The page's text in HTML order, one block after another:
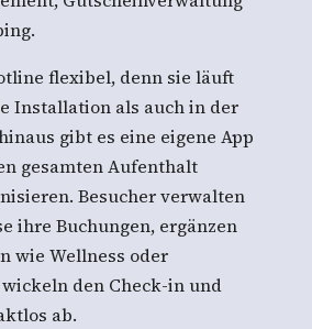
flexibel, denn sie läuft
Installation als auch in der
gibt es eine eigene App
gesamten Aufenthalt
Besucher verwalten
ihre Buchungen, ergänzen
wie Wellness oder
den Check-in und
ab.